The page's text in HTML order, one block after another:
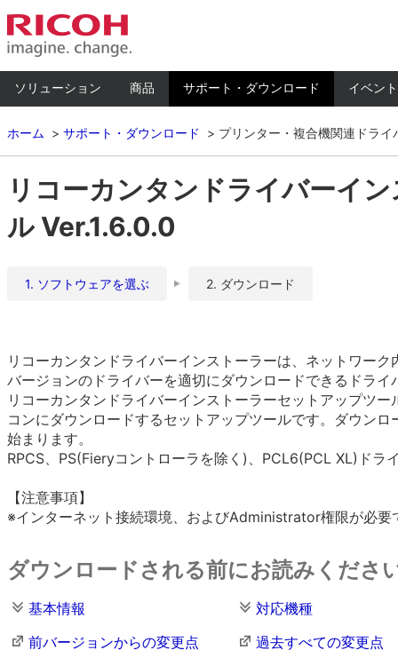
ソリューション 商品 サポート・ダウンロード イベン
ホーム サポート・ダウンロード プリンター・複合機関連ドライ
リコーカンタンドライバーイ
ル Ver.1.6.0.0
1. ソフトウェアを選ぶ 2. ダウンロード
リコーカンタンドライバーインストーラーは、ネットワー
バージョンのドライバーを適切にダウンロードできるドラ
リコーカンタンドライバーインストーラーセットアップツ
コンにダウンロードするセットアップツールです。ダウン
始まります。
RPCS、PS(Fieryコントローラを除く)、PCL6(PCL XL)ドラ
【注意事項】
※インターネット接続環境、およびAdministrator権限が必要
ダウンロードされる前にお読みくださ
基本情報
対応機種
前バージョンからの変更点
過去すべての変更点